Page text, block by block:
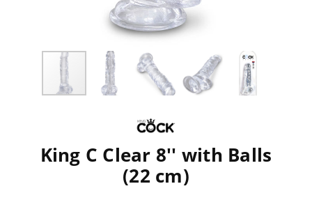
King C Clear 8'' with Balls
(22 cm)